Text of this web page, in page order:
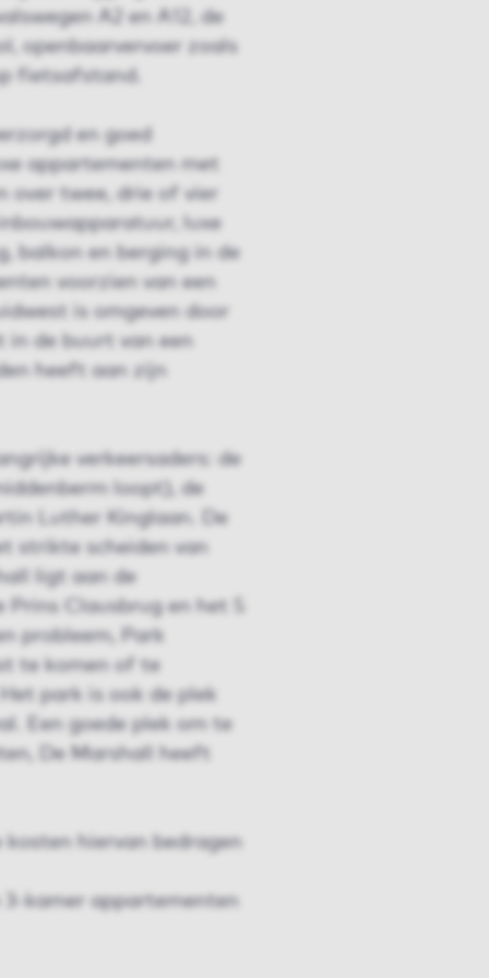
A2 en A12, de
openbaarvervoer zoals
fietsafstand.
en goed
appartementen met
over twee, drie of vier
luxe
balkon en berging in de
voorzien van een
is omgeven door
de buurt van een
heeft aan zijn
verkeersaders: de
loopt), de
Luther Kinglaan. De
strikte scheiden van
ligt aan de
Clausbrug en het 5
probleem, Park
te komen of te
park is ook de plek
Een goede plek om te
De Marshall heeft
hiervan bedragen
3-kamer appartementen